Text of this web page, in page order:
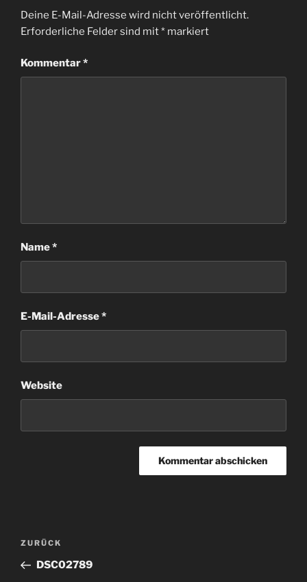
Deine E-Mail-Adresse wird nicht veröffentlicht.
Erforderliche Felder sind mit* markiert
Kommentar*
Name*
E-Mail-Adresse*
Website
Beitragsnavigation
Vorheriger
Beitrag
ZURÜCK
DSC02789